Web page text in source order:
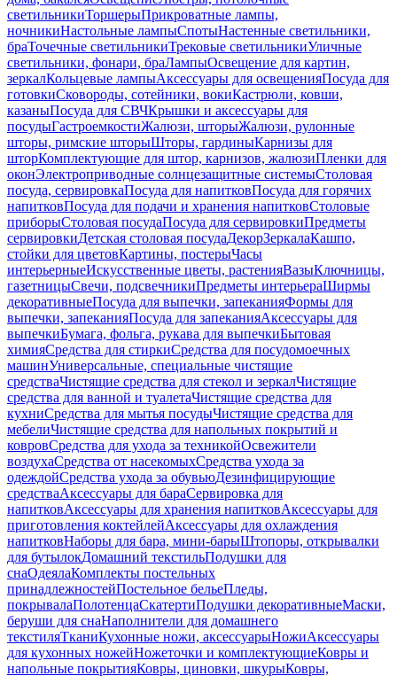
светильникиТоршерыПрикроватные лампы,
ночникиНастольные лампыСпотыНастенные светильники,
браТочечные светильникиТрековые светильникиУличные
светильники, фонари, браЛампыОсвещение для картин,
зеркалКольцевые лампыАксессуары для освещенияПосуда для
готовкиСковороды, сотейники, вокиКастрюли, ковши,
казаныПосуда для СВЧКрышки и аксессуары для
посудыГастроемкостиЖалюзи, шторыЖалюзи, рулонные
шторы, римские шторыШторы, гардиныКарнизы для
шторКомплектующие для штор, карнизов, жалюзиПленки для
оконЭлектроприводные солнцезащитные системыСтоловая
посуда, сервировкаПосуда для напитковПосуда для горячих
напитковПосуда для подачи и хранения напитковСтоловые
приборыСтоловая посудаПосуда для сервировкиПредметы
сервировкиДетская столовая посудаДекорЗеркалаКашпо,
стойки для цветовКартины, постерыЧасы
интерьерныеИскусственные цветы, растенияВазыКлючницы,
газетницыСвечи, подсвечникиПредметы интерьераШирмы
декоративныеПосуда для выпечки, запеканияФормы для
выпечки, запеканияПосуда для запеканияАксессуары для
выпечкиБумага, фольга, рукава для выпечкиБытовая
химияСредства для стиркиСредства для посудомоечных
машинУниверсальные, специальные чистящие
средстваЧистящие средства для стекол и зеркалЧистящие
средства для ванной и туалетаЧистящие средства для
кухниСредства для мытья посудыЧистящие средства для
мебелиЧистящие средства для напольных покрытий и
ковровСредства для ухода за техникойОсвежители
воздухаСредства от насекомыхСредства ухода за
одеждойСредства ухода за обувьюДезинфицирующие
средстваАксессуары для бараСервировка для
напитковАксессуары для хранения напитковАксессуары для
приготовления коктейлейАксессуары для охлаждения
напитковНаборы для бара, мини-барыШтопоры, открывалки
для бутылокДомашний текстильПодушки для
снаОдеялаКомплекты постельных
принадлежностейПостельное бельеПледы,
покрывалаПолотенцаСкатертиПодушки декоративныеМаски,
беруши для снаНаполнители для домашнего
текстиляТканиКухонные ножи, аксессуарыНожиАксессуары
для кухонных ножейНожеточки и комплектующиеКовры и
напольные покрытияКовры, циновки, шкурыКовры,